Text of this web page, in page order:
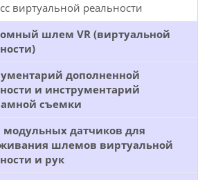
виртуальной реальности
шлем VR (виртуальной
дополненной
и инструментарий
съемки
модульных датчиков для
шлемов виртуальной
и рук